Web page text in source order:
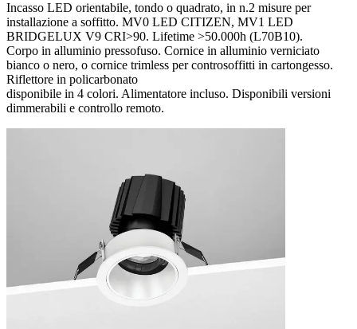
Incasso LED orientabile, tondo o quadrato, in n.2 misure per
installazione a soffitto. MV0 LED CITIZEN, MV1 LED
BRIDGELUX V9 CRI>90. Lifetime >50.000h (L70B10).
Corpo in alluminio pressofuso. Cornice in alluminio verniciato
bianco o nero, o cornice trimless per controsoffitti in cartongesso.
Riflettore in policarbonato
disponibile in 4 colori. Alimentatore incluso. Disponibili versioni
dimmerabili e controllo remoto.